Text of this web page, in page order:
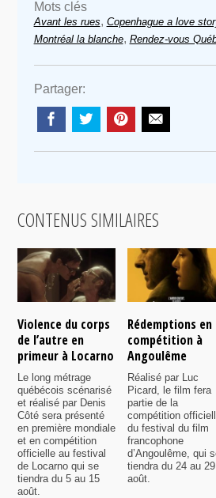
Mots clés
Avant les rues, Copenhague a love
Montréal la blanche, Rendez-vous
Partager:
CONTENUS SIMILAIRES
Violence du corps
de l’autre en
primeur à Locarno
Le long métrage
québécois scénarisé
et réalisé par Denis
Côté sera présenté
en première mondiale
et en compétition
officielle au festival
de Locarno qui se
tiendra du 5 au 15
août.
Rédemptions en
compétition à
Angoulême
Réalisé par Luc
Picard, le film fera
partie de la
compétition
du festival du film
francophone
d’Angoulême, qui
tiendra du 24 au 29
août.